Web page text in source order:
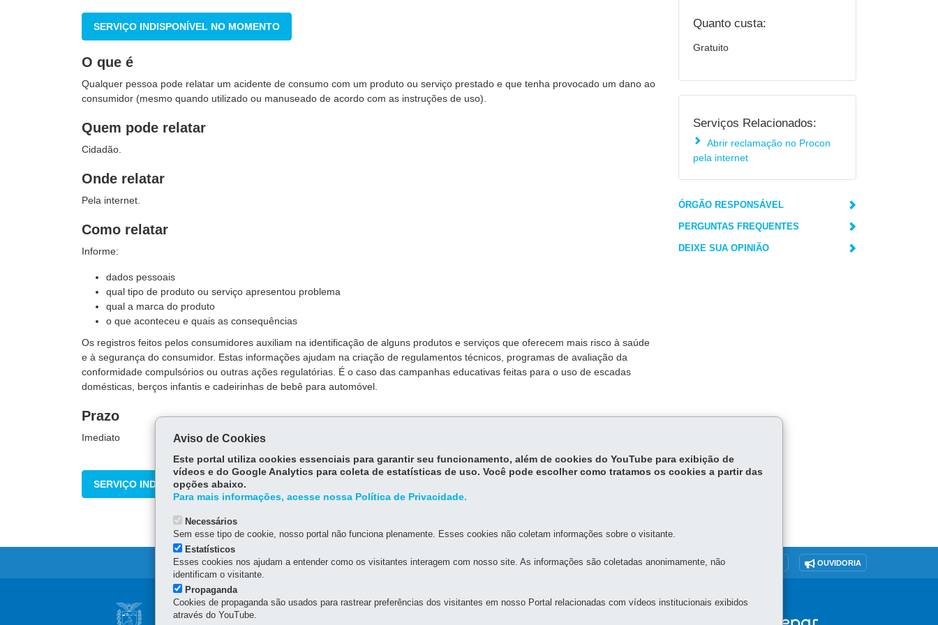
SERVIÇO INDISPONÍVEL NO MOMENTO
O que é
Qualquer pessoa pode relatar um acidente de consumo com um produto ou serviço prestado e que tenha provocado um dano ao
consumidor (mesmo quando utilizado ou manuseado de acordo com as instruções de uso).
Quem pode relatar
Cidadão.
Onde relatar
Pela internet.
Como relatar
Informe:
dados pessoais
qual tipo de produto ou serviço apresentou problema
qual a marca do produto
o que aconteceu e quais as consequências
Os registros feitos pelos consumidores auxiliam na identificação de alguns produtos e serviços que oferecem mais risco à saúde
e à segurança do consumidor. Estas informações ajudam na criação de regulamentos técnicos, programas de avaliação da
conformidade compulsórios ou outras ações regulatórias. É o caso das campanhas educativas feitas para o uso de escadas
domésticas, berços infantis e cadeirinhas de bebê para automóvel.
Prazo
Imediato
SERVIÇO INDISPONÍVEL NO MOMENTO
Quanto custa:
Gratuito
Serviços Relacionados:
Abrir reclamação no Procon
pela internet
ÓRGÃO RESPONSÁVEL
PERGUNTAS FREQUENTES
DEIXE SUA OPINIÃO
MAPA DO SITE DENUNCIE CORRUPÇÃO OUVIDORIA
Navegação
AGÊNCIA DO MIGRANTE
Aviso de Cookies
Este portal utiliza cookies essenciais para garantir seu funcionamento, além de cookies do YouTube para exibição de
vídeos e do Google Analytics para coleta de estatísticas de uso. Você pode escolher como tratamos os cookies a partir das
opções abaixo.
Para mais informações, acesse nossa Política de Privacidade.
Necessários
Sem esse tipo de cookie, nosso portal não funciona plenamente. Esses cookies não coletam informações sobre o visitante.
Estatísticos
Esses cookies nos ajudam a entender como os visitantes interagem com nosso site. As informações são coletadas anonimamente, não
identificam o visitante.
Propaganda
Cookies de propaganda são usados para rastrear preferências dos visitantes em nosso Portal relacionadas com vídeos institucionais exibidos
através do YouTube.